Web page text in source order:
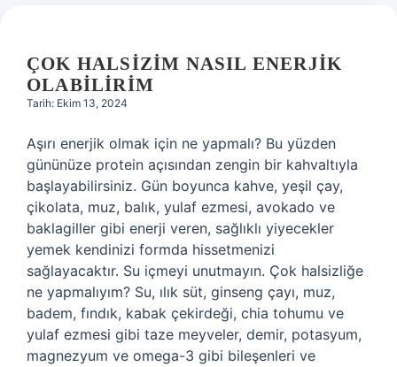
ÇOK HALSIZIM NASIL ENERJIK
OLABILIRIM
Tarih: Ekim 13, 2024
Aşırı enerjik olmak için ne yapmalı? Bu yüzden
gününüze protein açısından zengin bir kahvaltıyla
başlayabilirsiniz. Gün boyunca kahve, yeşil çay,
çikolata, muz, balık, yulaf ezmesi, avokado ve
baklagiller gibi enerji veren, sağlıklı yiyecekler
yemek kendinizi formda hissetmenizi
sağlayacaktır. Su içmeyi unutmayın. Çok halsizliğe
ne yapmalıyım? Su, ılık süt, ginseng çayı, muz,
badem, fındık, kabak çekirdeği, chia tohumu ve
yulaf ezmesi gibi taze meyveler, demir, potasyum,
magnezyum ve omega-3 gibi bileşenleri ve